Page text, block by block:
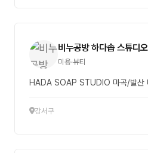
비누공방 하다솝 스튜디오
미용·뷰티
HADA SOAP STUDIO 마곡/발산
강서구